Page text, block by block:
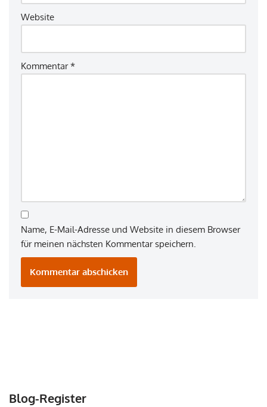
Website
Kommentar*
Name, E-Mail-Adresse und Website in diesem Browser
für meinen nächsten Kommentar speichern.
Blog-Register